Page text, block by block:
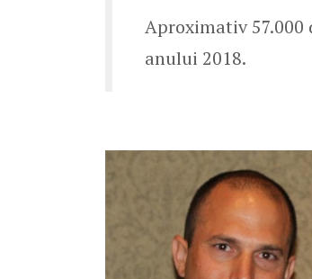
Aproximativ
anului 2018.